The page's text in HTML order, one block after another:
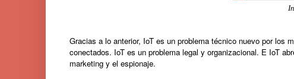
Gracias a lo anterior, IoT es un problema técnico nuevo por los
conectados. IoT es un problema legal y organizacional. E IoT
marketing y el espionaje.